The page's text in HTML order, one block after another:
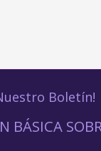
Boletín!
BÁSICA